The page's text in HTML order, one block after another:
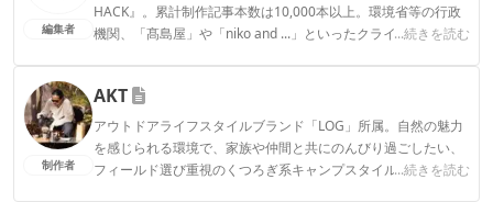
編集者
HACK』。累計制作記事本数は10,000本以上。環境省等の行政
機関、「髙島屋」や「niko and ...」といったクライアントとの
...続きを読む
CAMP HACK編集部のプロフィール
制作者
AKT
アウトドアライフスタイルブランド「LOG」所属。自然の魅力
を感じられる環境で、家族や仲間と共にのんびり過ごしたい、
フィールド選び重視のくつろぎ系キャンプスタイル。のんびり
...続きを読む